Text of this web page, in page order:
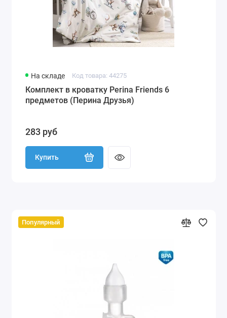
На складе Код товара: 44275
Комплект в кроватку Perina Friends 6
предметов (Перина Друзья)
283 руб
Купить
Популярный